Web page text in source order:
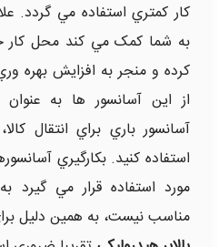
کار کمتري استفاده مي گردد.
به شما کمک مي کند محل کار
کرده و منجر به افزايش بهره
از اين آسانسور ها به
آسانسور باري براي انتقال
استفاده کنيد. بکارگيري
مورد استفاده قرار مي گيرد
مناسب نيست، به همين دليل